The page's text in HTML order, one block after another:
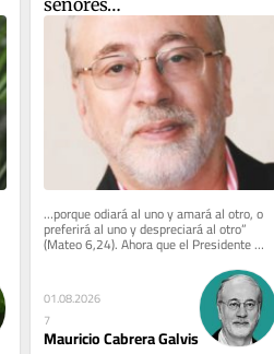
señores…
…porque odiará al uno y amará al otro, o
preferirá al uno y despreciará al otro”
(Mateo 6,24). Ahora que el Presidente
electo ya no es ateo y...
01.08.2026
7
Mauricio Cabrera Galvis